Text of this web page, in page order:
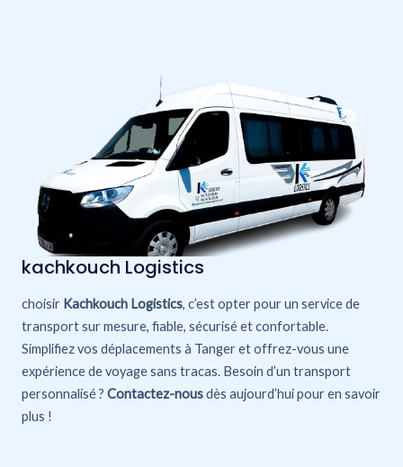
kachkouch Logistics
choisir Kachkouch Logistics, c’est opter pour un service de
transport sur mesure, fiable, sécurisé et confortable.
Simplifiez vos déplacements à Tanger et offrez-vous une
expérience de voyage sans tracas. Besoin d’un transport
personnalisé ? Contactez-nousdès aujourd’hui pour en savoir
plus !